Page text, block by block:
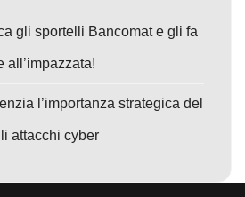
gli sportelli Bancomat e gli fa
all’impazzata!
l’importanza strategica del
attacchi cyber